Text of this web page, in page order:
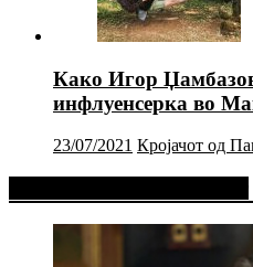
Како Игор
инфлуенсерка во
23/07/2021 Кројачот од